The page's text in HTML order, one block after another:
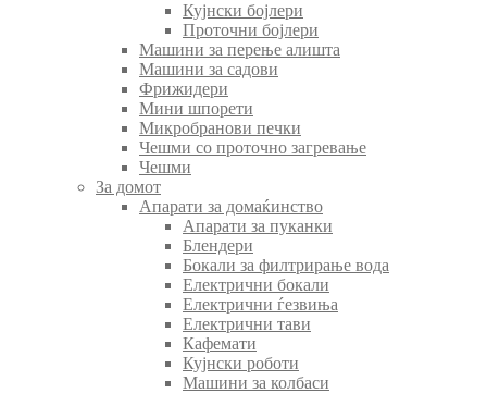
Кујнски бојлери
Проточни бојлери
Машини за перење алишта
Машини за садови
Фрижидери
Мини шпорети
Микробранови печки
Чешми со проточно загревање
Чешми
За домот
Апарати за домаќинство
Апарати за пуканки
Блендери
Бокали за филтрирање вода
Електрични бокали
Електрични ѓезвиња
Електрични тави
Кафемати
Кујнски роботи
Машини за колбаси